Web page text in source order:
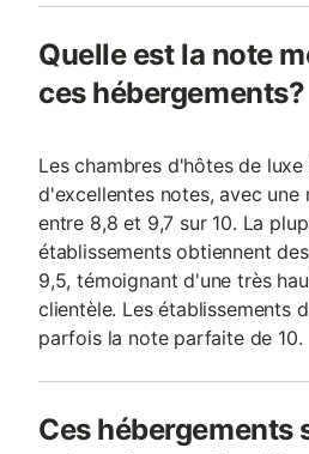
Quelle est la note
ces hébergements?
Les chambres d'hôtes de
d'excellentes notes, avec une
entre 8,8 et 9,7 sur 10. La
établissements obtiennent
9,5, témoignant d'une très
clientèle. Les établissements
parfois la note parfaite de 10.
Ces hébergements